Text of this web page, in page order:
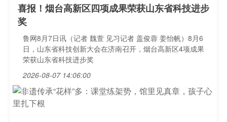
喜报！烟台高新区四项成果荣获山东省科技进步
奖
鲁网8月7日讯（记者 魏萱 见习记者 盖俊蓉 姜怡帆）8月6
日，山东省科技创新大会在济南召开，烟台高新区4项成果
荣获山东省科技进步奖
2026-08-07 14:06:00